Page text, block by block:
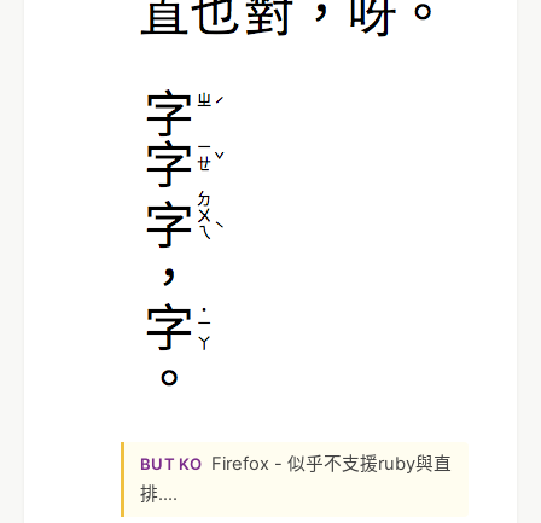
BUT KO Firefox - 似乎不支援ruby與直
排....